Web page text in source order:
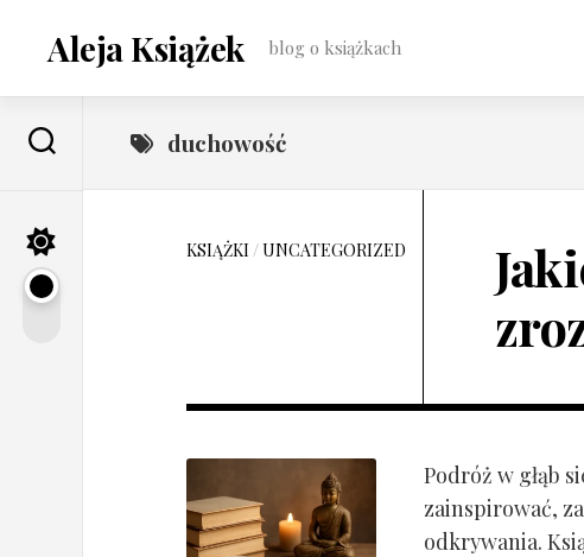
contentAleja Książek blog o książkach
duchowość
KSIĄŻKI /UNCATEGORIZED
Podróż w głąb
zainspirować,
odkrywania.